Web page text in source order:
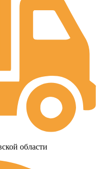
области